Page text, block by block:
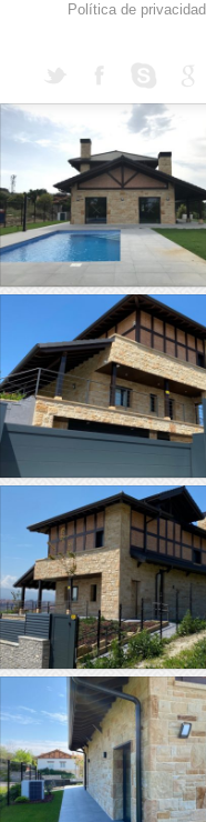
Política de privacidad